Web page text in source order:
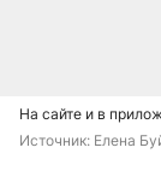
На сайте и в
Источник: Елена